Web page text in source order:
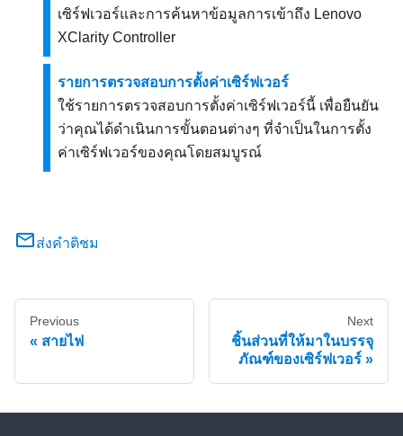
เซิร์ฟเวอร์และการค้นหาข้อมูลการเข้าถึง Lenovo
XClarity Controller
รายการตรวจสอบการตั้งค่าเซิร์ฟเวอร์
ใช้รายการตรวจสอบการตั้งค่าเซิร์ฟเวอร์นี้ เพื่อยืนยัน
ว่าคุณได้ดำเนินการขั้นตอนต่างๆ ที่จำเป็นในการตั้ง
ค่าเซิร์ฟเวอร์ของคุณโดยสมบูรณ์
ส่งคำติชม
Previous
สายไฟ
Next
ชิ้นส่วนที่ให้มาในบรรจุ
ภัณฑ์ของเซิร์ฟเวอร์